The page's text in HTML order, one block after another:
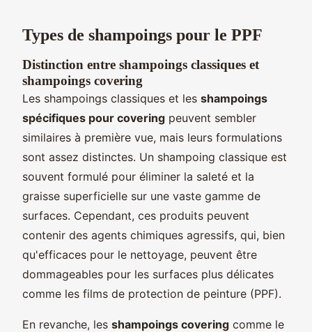
Types de shampoings pour le PPF
Distinction entre shampoings classiques et
shampoings covering
Les shampoings classiques et les shampoings
spécifiques pour covering peuvent sembler
similaires à première vue, mais leurs formulations
sont assez distinctes. Un shampoing classique est
souvent formulé pour éliminer la saleté et la
graisse superficielle sur une vaste gamme de
surfaces. Cependant, ces produits peuvent
contenir des agents chimiques agressifs, qui, bien
qu'efficaces pour le nettoyage, peuvent être
dommageables pour les surfaces plus délicates
comme les films de protection de peinture (PPF).
En revanche, les shampoings covering comme le